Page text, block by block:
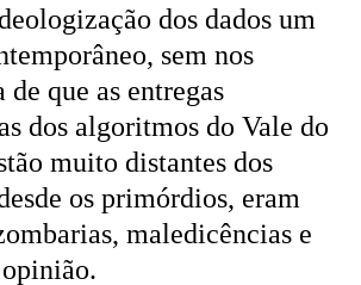
dos dados um
sem nos
de que as entregas
dos algoritmos do Vale do
muito distantes dos
os primórdios, eram
maledicências e